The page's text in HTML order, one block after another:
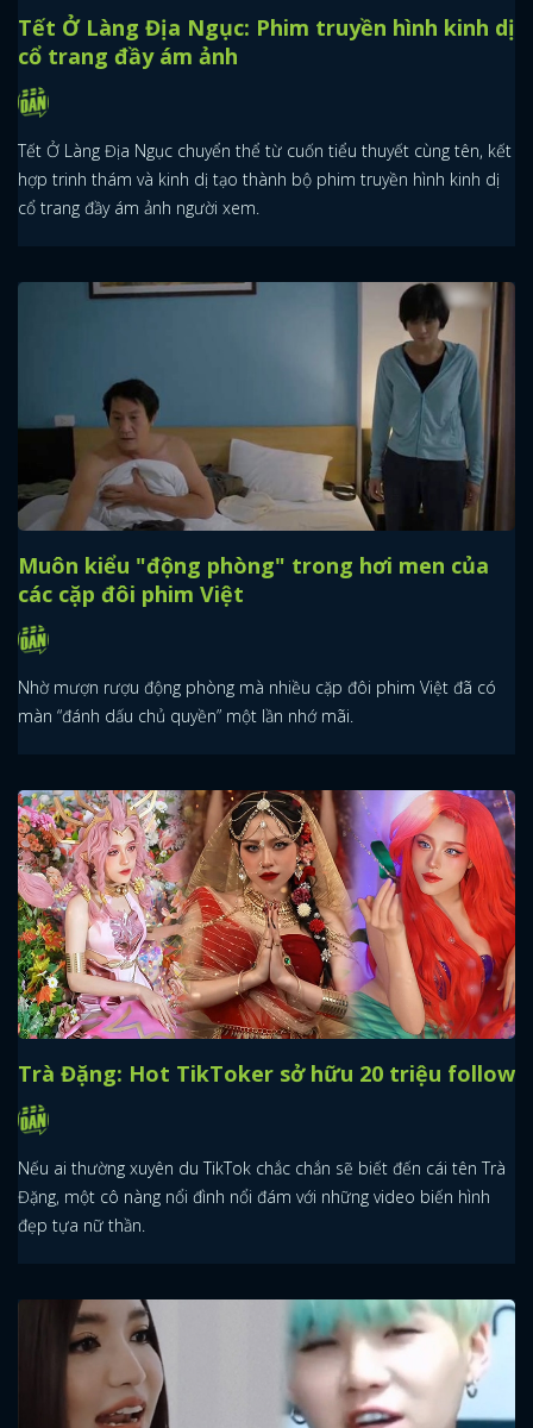
Tết Ở Làng Địa Ngục: Phim truyền hình kinh dị
cổ trang đầy ám ảnh
Tết Ở Làng Địa Ngục chuyển thể từ cuốn tiểu thuyết cùng tên, kết
hợp trinh thám và kinh dị tạo thành bộ phim truyền hình kinh dị
cổ trang đầy ám ảnh người xem.
Muôn kiểu "động phòng" trong hơi men của
các cặp đôi phim Việt
Nhờ mượn rượu động phòng mà nhiều cặp đôi phim Việt đã có
màn “đánh dấu chủ quyền” một lần nhớ mãi.
Trà Đặng: Hot TikToker sở hữu 20 triệu follow
Nếu ai thường xuyên du TikTok chắc chắn sẽ biết đến cái tên Trà
Đặng, một cô nàng nổi đình nổi đám với những video biến hình
đẹp tựa nữ thần.